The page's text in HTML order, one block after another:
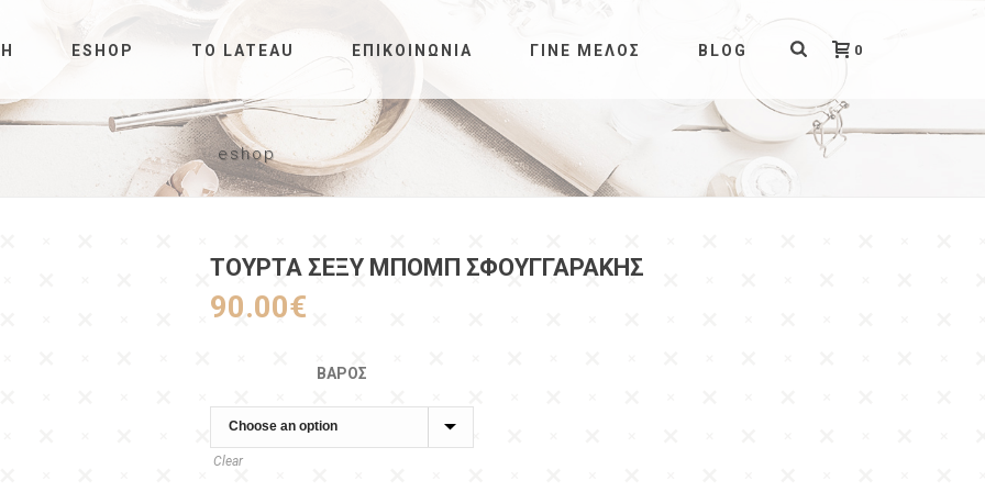
ESHOP ΤΟ LATEAU ΕΠΙΚΟΙΝΩΝΊΑ ΓΊΝΕ ΜΈΛΟΣ BLOG 0
eshop
ΤΟΥΡΤΑ ΣΕΞΥ ΜΠΟΜΠ ΣΦΟΥΓΓΑΡΆΚΗΣ
90.00€
ΒΆΡΟΣ
Clear